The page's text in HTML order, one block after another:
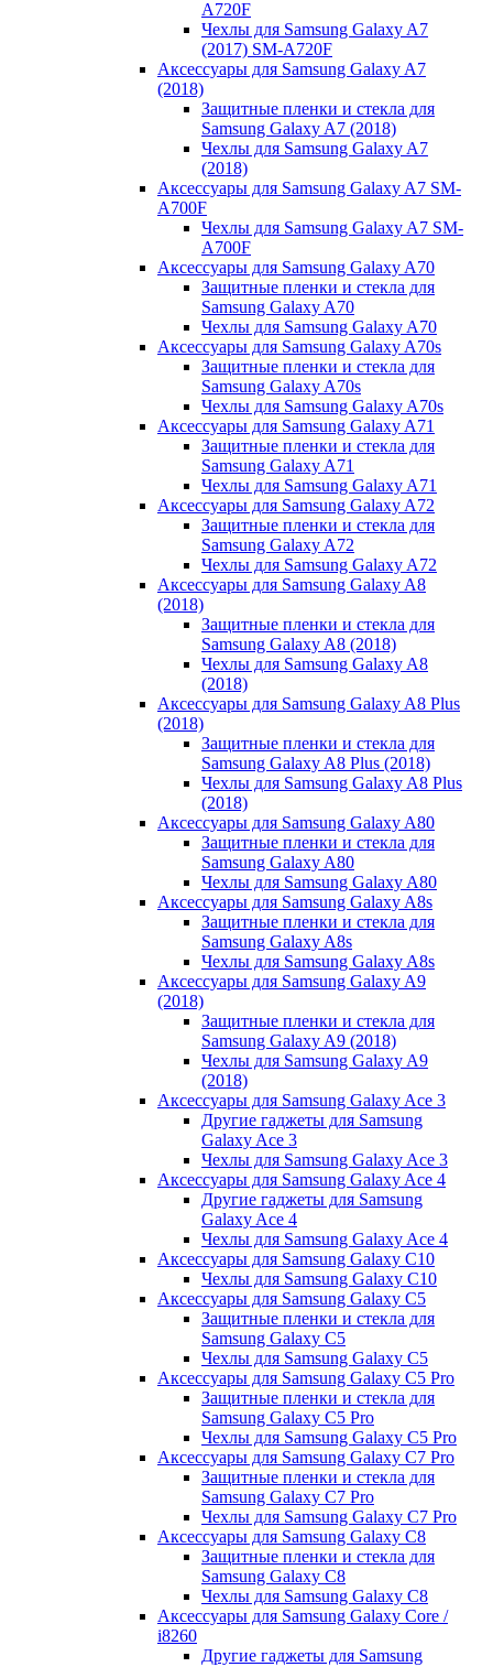
A720F
Чехлы для Samsung Galaxy A7
(2017) SM-A720F
Аксессуары для Samsung Galaxy A7
(2018)
Защитные пленки и стекла для
Samsung Galaxy A7 (2018)
Чехлы для Samsung Galaxy A7
(2018)
Аксессуары для Samsung Galaxy A7 SM-
A700F
Чехлы для Samsung Galaxy A7 SM-
A700F
Аксессуары для Samsung Galaxy A70
Защитные пленки и стекла для
Samsung Galaxy A70
Чехлы для Samsung Galaxy A70
Аксессуары для Samsung Galaxy A70s
Защитные пленки и стекла для
Samsung Galaxy A70s
Чехлы для Samsung Galaxy A70s
Аксессуары для Samsung Galaxy A71
Защитные пленки и стекла для
Samsung Galaxy A71
Чехлы для Samsung Galaxy A71
Аксессуары для Samsung Galaxy A72
Защитные пленки и стекла для
Samsung Galaxy A72
Чехлы для Samsung Galaxy A72
Аксессуары для Samsung Galaxy A8
(2018)
Защитные пленки и стекла для
Samsung Galaxy A8 (2018)
Чехлы для Samsung Galaxy A8
(2018)
Аксессуары для Samsung Galaxy A8 Plus
(2018)
Защитные пленки и стекла для
Samsung Galaxy A8 Plus (2018)
Чехлы для Samsung Galaxy A8 Plus
(2018)
Аксессуары для Samsung Galaxy A80
Защитные пленки и стекла для
Samsung Galaxy A80
Чехлы для Samsung Galaxy A80
Аксессуары для Samsung Galaxy A8s
Защитные пленки и стекла для
Samsung Galaxy A8s
Чехлы для Samsung Galaxy A8s
Аксессуары для Samsung Galaxy A9
(2018)
Защитные пленки и стекла для
Samsung Galaxy A9 (2018)
Чехлы для Samsung Galaxy A9
(2018)
Аксессуары для Samsung Galaxy Ace 3
Другие гаджеты для Samsung
Galaxy Ace 3
Чехлы для Samsung Galaxy Ace 3
Аксессуары для Samsung Galaxy Ace 4
Другие гаджеты для Samsung
Galaxy Ace 4
Чехлы для Samsung Galaxy Ace 4
Аксессуары для Samsung Galaxy C10
Чехлы для Samsung Galaxy C10
Аксессуары для Samsung Galaxy C5
Защитные пленки и стекла для
Samsung Galaxy C5
Чехлы для Samsung Galaxy C5
Аксессуары для Samsung Galaxy C5 Pro
Защитные пленки и стекла для
Samsung Galaxy C5 Pro
Чехлы для Samsung Galaxy C5 Pro
Аксессуары для Samsung Galaxy C7 Pro
Защитные пленки и стекла для
Samsung Galaxy C7 Pro
Чехлы для Samsung Galaxy C7 Pro
Аксессуары для Samsung Galaxy C8
Защитные пленки и стекла для
Samsung Galaxy C8
Чехлы для Samsung Galaxy C8
Аксессуары для Samsung Galaxy Core /
i8260
Другие гаджеты для Samsung